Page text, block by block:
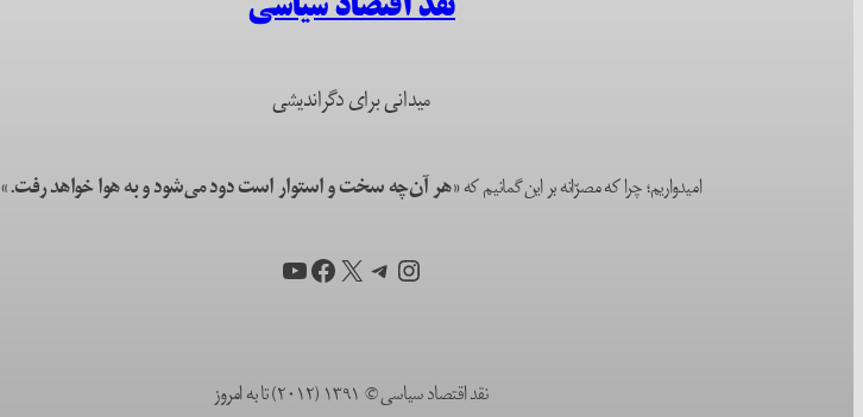
میدانی برای دگراندیشی
امیدواریم؛ چرا که مصرّانه بر این گمانیم که«هر آن‌چه سخت و استوار است دود می‌شود و به هوا خواهد رفت.»
اینستاگرم
تلگرام
X فیس‌بوک
یوتیوب
نقد اقتصاد سیاسی © ۱۳۹۱ (۲۰۱۲) تا به امروز